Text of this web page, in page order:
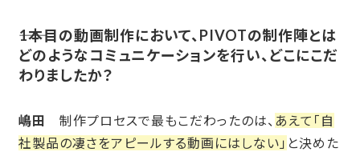
――1本目の動画制作において、PIVOTの制作陣とは
どのようなコミュニケーションを行い、どこにこだ
わりましたか？
嶋田 制作プロセスで最もこだわったのは、 あえて「自
社製品の凄さをアピールする動画にはしない」 と決めた